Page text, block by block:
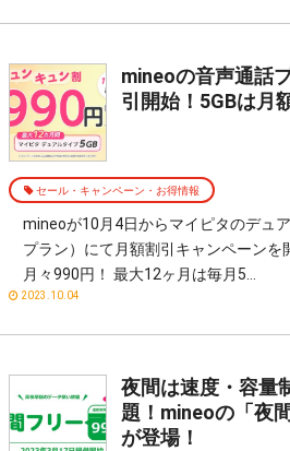
mineoの音声通話
引開始！5GBは月
セール・キャンペーン・お得情報
mineoが10月4日からマイピタのデュ
プラン）にて月額割引キャンペーンを
月々990円！ 最大12ヶ月は毎月5…
2023.10.04
夜間は速度・容量
題！mineoの「夜
が登場！